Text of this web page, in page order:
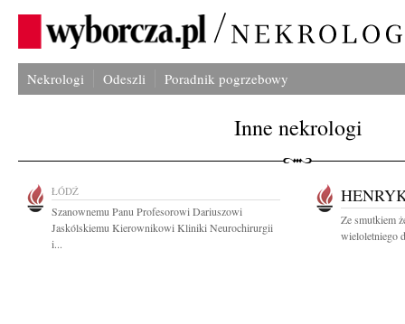
Nekrologi Odeszli Poradnik pogrzebowy
Inne nekrologi
ŁÓDŹ
Szanownemu Panu Profesorowi Dariuszowi
Jaskólskiemu Kierownikowi Kliniki Neurochirurgii
i...
Ze smutkiem
wieloletniego